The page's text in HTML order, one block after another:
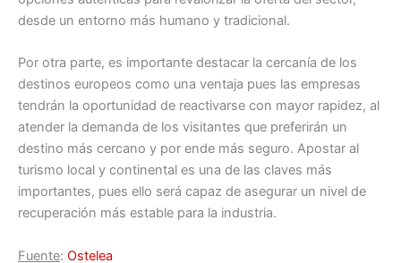
desde un entorno más humano y tradicional.
Por otra parte, es importante destacar la cercanía de los
destinos europeos como una ventaja pues las empresas
tendrán la oportunidad de reactivarse con mayor rapidez, al
atender la demanda de los visitantes que preferirán un
destino más cercano y por ende más seguro. Apostar al
turismo local y continental es una de las claves más
importantes, pues ello será capaz de asegurar un nivel de
recuperación más estable para la industria.
Fuente: Ostelea